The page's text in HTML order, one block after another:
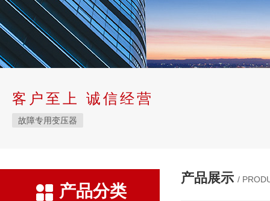
客户至上 诚信经营
故障专用变压器
产品分类
产品展示 /